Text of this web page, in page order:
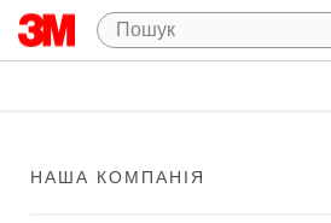
НАША КОМПАНІЯ